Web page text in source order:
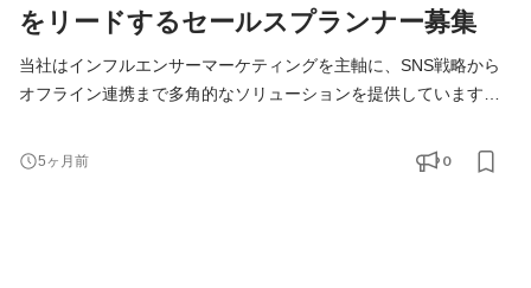
をリードするセールスプランナー募集
当社はインフルエンサーマーケティングを主軸に、SNS戦略から
オフライン連携まで多角的なソリューションを提供しています。
案件の急増に伴いメンバーを募集しています。 【業務内容】 課題
やニーズに沿ったインフルエンサーの選定、コンテンツ企画、制
5ヶ月前 0